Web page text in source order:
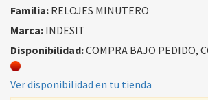
Familia: RELOJES MINUTERO
Marca: INDESIT
Disponibilidad:COMPRA BAJO PEDIDO,
Ver disponibilidad en tu tienda